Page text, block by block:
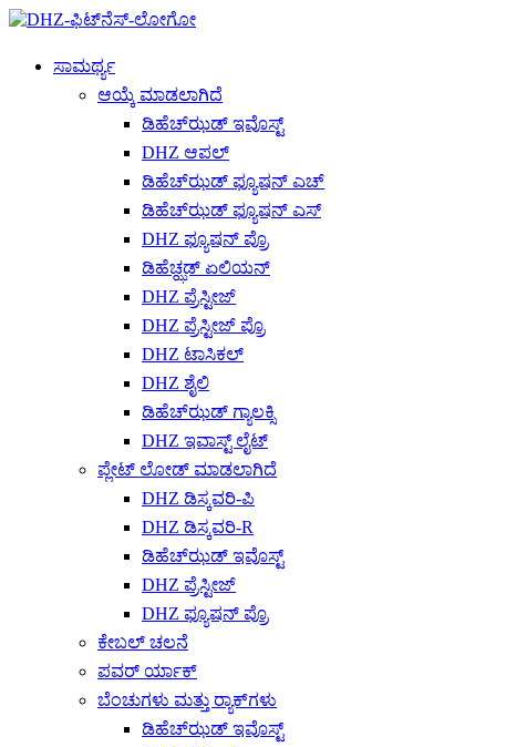
ಸಾಮರ್ಥ್ಯ
ಆಯ್ಕೆ ಮಾಡಲಾಗಿದೆ
ಡಿಹೆಚ್‌ಝಡ್ ಇವೊಸ್ಟ್
DHZ ಆಪಲ್
ಡಿಹೆಚ್‌ಝಡ್ ಫ್ಯೂಷನ್ ಎಚ್
ಡಿಹೆಚ್‌ಝಡ್ ಫ್ಯೂಷನ್ ಎಸ್
DHZ ಫ್ಯೂಷನ್ ಪ್ರೊ
ಡಿಹೆಚ್ಝಡ್ ಏಲಿಯನ್
DHZ ಪ್ರೆಸ್ಟೀಜ್
DHZ ಪ್ರೆಸ್ಟೀಜ್ ಪ್ರೊ
DHZ ಟಾಸಿಕಲ್
DHZ ಶೈಲಿ
ಡಿಹೆಚ್‌ಝಡ್ ಗ್ಯಾಲಕ್ಸಿ
DHZ ಇವಾಸ್ಟ್ ಲೈಟ್
ಪ್ಲೇಟ್ ಲೋಡ್ ಮಾಡಲಾಗಿದೆ
DHZ ಡಿಸ್ಕವರಿ-ಪಿ
DHZ ಡಿಸ್ಕವರಿ-R
ಡಿಹೆಚ್‌ಝಡ್ ಇವೊಸ್ಟ್
DHZ ಪ್ರೆಸ್ಟೀಜ್
DHZ ಫ್ಯೂಷನ್ ಪ್ರೊ
ಕೇಬಲ್ ಚಲನೆ
ಪವರ್ ರ್ಯಾಕ್
ಬೆಂಚುಗಳು ಮತ್ತು ರ‍್ಯಾಕ್‌ಗಳು
ಡಿಹೆಚ್‌ಝಡ್ ಇವೊಸ್ಟ್